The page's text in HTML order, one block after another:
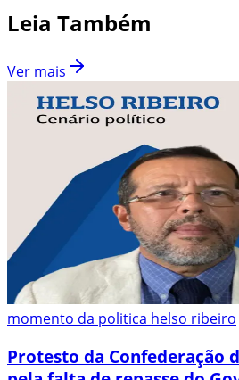
Leia Também
Ver mais
momento da politica helso ribeiro
Protesto da Confederação